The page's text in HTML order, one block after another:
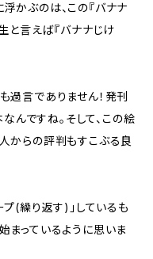
かぶのは、この『バナナ
と言えば『バナナじけ
過言でありません！発刊
んですね。そして、この絵
からの評判もすこぶる良
(繰り返す)」しているも
まっているように思いま